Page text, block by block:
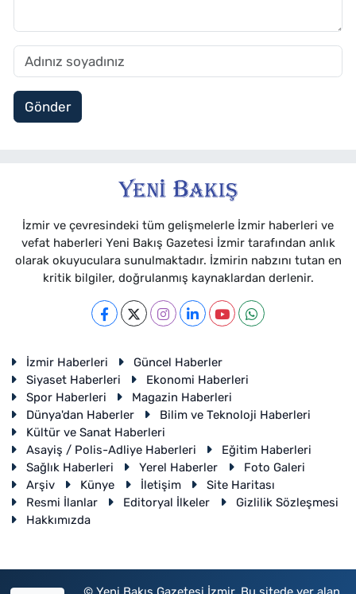
Gönder
İzmir ve çevresindeki tüm gelişmelerle İzmir haberleri ve
vefat haberleri Yeni Bakış Gazetesi İzmir tarafından anlık
olarak okuyuculara sunulmaktadır. İzmirin nabzını tutan en
kritik bilgiler, doğrulanmış kaynaklardan derlenir.
İzmir Haberleri
Güncel Haberler
Siyaset Haberleri
Ekonomi Haberleri
Spor Haberleri
Magazin Haberleri
Dünya'dan Haberler
Bilim ve Teknoloji Haberleri
Kültür ve Sanat Haberleri
Asayiş / Polis-Adliye Haberleri
Eğitim Haberleri
Sağlık Haberleri
Yerel Haberler
Foto Galeri
Arşiv
Künye İletişim
Site Haritası
Resmi İlanlar
Editoryal İlkeler
Gizlilik Sözleşmesi
Hakkımızda